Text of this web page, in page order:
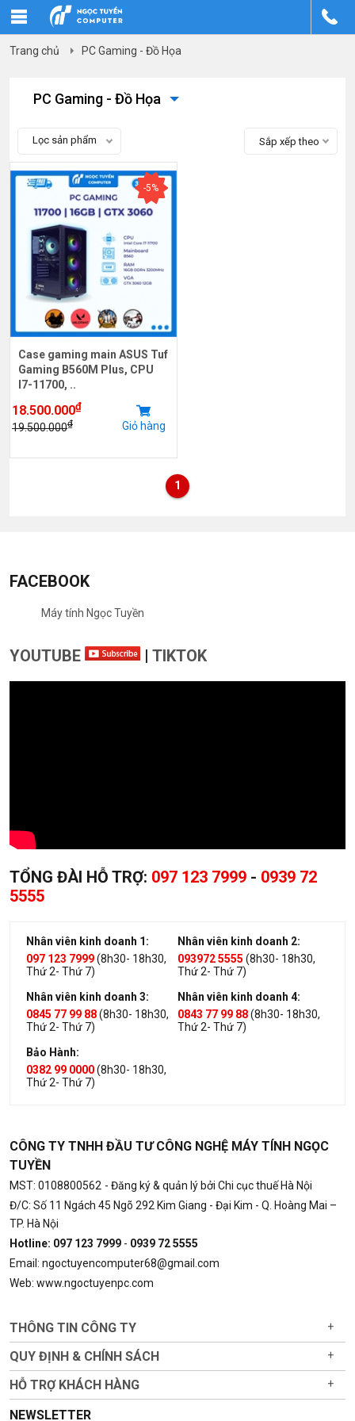
Trang chủ PC Gaming - Đồ Họa
PC Gaming - Đồ Họa
Lọc sản phẩm Sắp xếp theo
-5%
Case gaming main ASUS Tuf
Gaming B560M Plus, CPU
I7-11700, ..
18.500.000₫
19.500.000₫ Giỏ hàng
1
FACEBOOK
Máy tính Ngọc Tuyền
YOUTUBE | TIKTOK
TỔNG ĐÀI HỖ TRỢ: 097 123 7999 - 0939 72
5555
Nhân viên kinh doanh 1:
097 123 7999(8h30- 18h30,
Thứ 2- Thứ 7)
Nhân viên kinh doanh 2:
093972 5555 (8h30- 18h30,
Thứ 2- Thứ 7)
Nhân viên kinh doanh 3:
0845 77 99 88(8h30- 18h30,
Thứ 2- Thứ 7)
Nhân viên kinh doanh 4:
0843 77 99 88(8h30- 18h30,
Thứ 2- Thứ 7)
Bảo Hành:
0382 99 0000(8h30- 18h30,
Thứ 2- Thứ 7)
CÔNG TY TNHH ĐẦU TƯ CÔNG NGHỆ MÁY TÍNH NGỌC
TUYỀN
MST: 0108800562 - Đăng ký & quản lý bởi Chi cục thuế Hà Nội
Đ/C: Số 11 Ngách 45 Ngõ 292 Kim Giang - Đại Kim - Q. Hoàng Mai –
TP. Hà Nội
Hotline: 097 123 7999 - 0939 72 5555
Email: ngoctuyencomputer68@gmail.com
Web: www.ngoctuyenpc.com
THÔNG TIN CÔNG TY +
QUY ĐỊNH & CHÍNH SÁCH +
HỖ TRỢ KHÁCH HÀNG +
NEWSLETTER